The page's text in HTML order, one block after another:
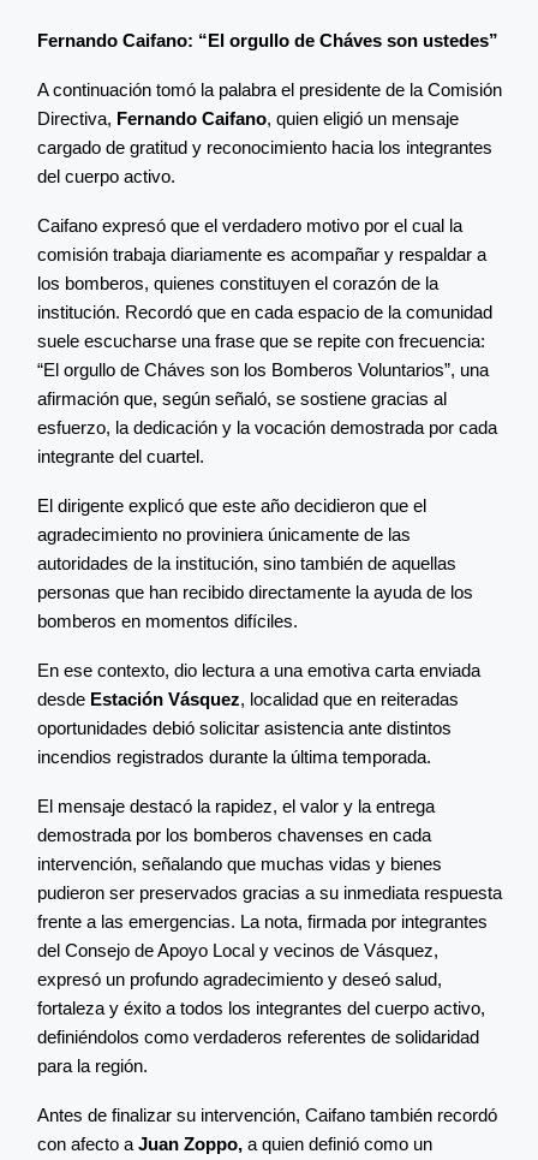
Fernando Caifano: “El orgullo de Cháves son ustedes”
A continuación tomó la palabra el presidente de la Comisión
Directiva, Fernando Caifano, quien eligió un mensaje
cargado de gratitud y reconocimiento hacia los integrantes
del cuerpo activo.
Caifano expresó que el verdadero motivo por el cual la
comisión trabaja diariamente es acompañar y respaldar a
los bomberos, quienes constituyen el corazón de la
institución. Recordó que en cada espacio de la comunidad
suele escucharse una frase que se repite con frecuencia:
“El orgullo de Cháves son los Bomberos Voluntarios”, una
afirmación que, según señaló, se sostiene gracias al
esfuerzo, la dedicación y la vocación demostrada por cada
integrante del cuartel.
El dirigente explicó que este año decidieron que el
agradecimiento no proviniera únicamente de las
autoridades de la institución, sino también de aquellas
personas que han recibido directamente la ayuda de los
bomberos en momentos difíciles.
En ese contexto, dio lectura a una emotiva carta enviada
desde Estación Vásquez, localidad que en reiteradas
oportunidades debió solicitar asistencia ante distintos
incendios registrados durante la última temporada.
El mensaje destacó la rapidez, el valor y la entrega
demostrada por los bomberos chavenses en cada
intervención, señalando que muchas vidas y bienes
pudieron ser preservados gracias a su inmediata respuesta
frente a las emergencias. La nota, firmada por integrantes
del Consejo de Apoyo Local y vecinos de Vásquez,
expresó un profundo agradecimiento y deseó salud,
fortaleza y éxito a todos los integrantes del cuerpo activo,
definiéndolos como verdaderos referentes de solidaridad
para la región.
Antes de finalizar su intervención, Caifano también recordó
con afecto a Juan Zoppo, a quien definió como un